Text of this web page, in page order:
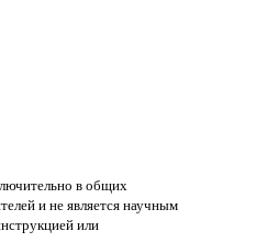
в общих
и не является научным
или